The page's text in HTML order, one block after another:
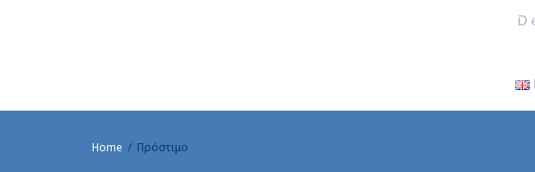
Home Πρόστιμο